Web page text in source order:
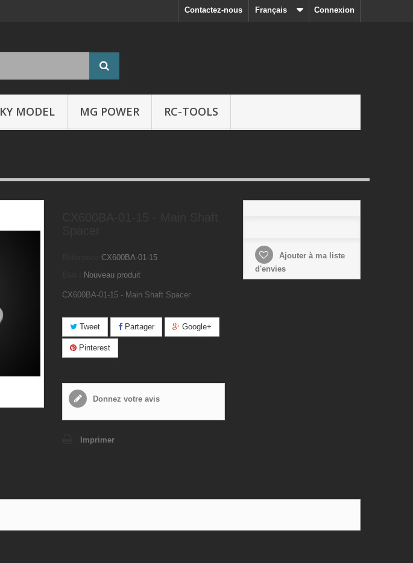
Connexion
Français
Contactez-nous
KY MODEL MG POWER RC-TOOLS
CX600BA-01-15
Nouveau produit
CX600BA-01-15 - Main Shaft Spacer
Tweet Partager Google+
Pinterest
Donnez votre avis
Imprimer
Ajouter à ma liste
d'envies